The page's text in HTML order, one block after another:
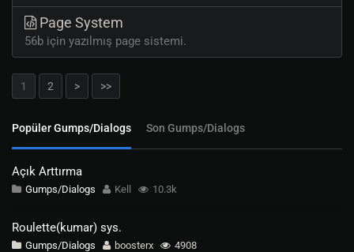
Page System
56b için yazılmış page sistemi.
1 2 > >>
Popüler Gumps/Dialogs Son Gumps/Dialogs
Açık Arttırma
Gumps/Dialogs Kell 10.3k
Roulette(kumar) sys.
Gumps/Dialogs boosterx 4908